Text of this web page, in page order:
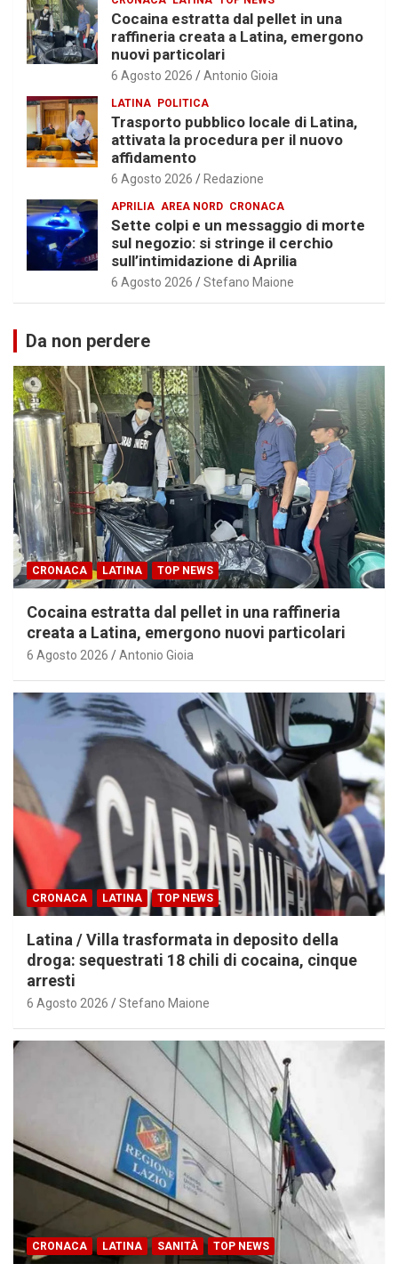
Cocaina estratta dal pellet in una
raffineria creata a Latina, emergono
nuovi particolari
6 Agosto 2026 Antonio Gioia
LATINA POLITICA
Trasporto pubblico locale di Latina,
attivata la procedura per il nuovo
affidamento
6 Agosto 2026 Redazione
APRILIA AREA NORD CRONACA
Sette colpi e un messaggio di morte
sul negozio: si stringe il cerchio
sull’intimidazione di Aprilia
6 Agosto 2026 Stefano Maione
Da non perdere
CRONACA LATINA TOP NEWS
Cocaina estratta dal pellet in una raffineria
creata a Latina, emergono nuovi particolari
6 Agosto 2026 Antonio Gioia
CRONACA LATINA TOP NEWS
Latina / Villa trasformata in deposito della
droga: sequestrati 18 chili di cocaina, cinque
arresti
6 Agosto 2026 Stefano Maione
CRONACA LATINA SANITÀ TOP NEWS